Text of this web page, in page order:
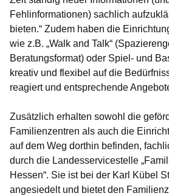
Fehlinformationen) sachlich
bieten.“ Zudem haben die
wie z.B. „Walk and Talk“
Beratungsformat) oder Spiel- und
kreativ und flexibel auf die
reagiert und entsprechende
Zusätzlich erhalten sowohl die
Familienzentren als auch die
auf dem Weg dorthin befinden,
durch die Landesservicestelle
Hessen“. Sie ist bei der Karl Kübel
angesiedelt und bietet den